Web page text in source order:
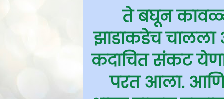
ते बघून
झाडाकडेच चालला
कदाचित संकट
परत आला. आणि